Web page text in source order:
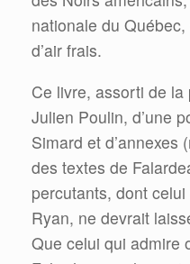
nationale du
d’air frais.
Ce livre, assorti de
Julien Poulin, d’une
Simard et d’annexes
des textes de
percutants, dont
Ryan, ne devrait
Que celui qui admire